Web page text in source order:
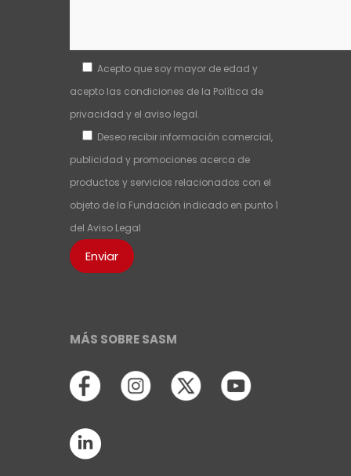
Acepto que soy mayor de edad y
acepto las condiciones de la Política de
privacidad y el aviso legal.
Deseo recibir información comercial,
publicidad y promociones acerca de
productos y servicios relacionados con el
objeto de la Fundación indicado en punto 1
del Aviso Legal
MÁS SOBRE SASM